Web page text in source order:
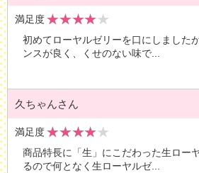
満足度
初めてローヤルゼリーを口にしました
ンスが良く、くせのない味で
久ちゃんさん
満足度
商品特長に「生」にこだわった生ロー
るので何となく生ローヤルゼ...